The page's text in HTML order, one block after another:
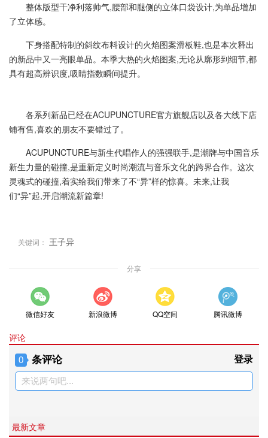
整体版型干净利落帅气,腰部和腿侧的立体口袋设计,为单品增加
了立体感。
下身搭配特制的斜纹布料设计的火焰图案滑板鞋,也是本次释出
的新品中又一亮眼单品。本季大热的火焰图案,无论从廓形到细节,都
具有超高辨识度,吸睛指数瞬间提升。
各系列新品已经在ACUPUNCTURE官方旗舰店以及各大线下店
铺有售,喜欢的朋友不要错过了。
ACUPUNCTURE与新生代唱作人的强强联手,是潮牌与中国音乐
新生力量的碰撞,是重新定义时尚潮流与音乐文化的跨界合作。这次
灵魂式的碰撞,着实给我们带来了不“异”样的惊喜。未来,让我
们“异”起,开启潮流新篇章!
关键词： 王子异
分享
微信好友 新浪微博 QQ空间 腾讯微博
评论
0 条评论 登录
来说两句吧...
最新文章